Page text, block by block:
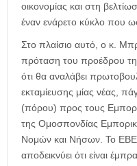
οικονομίας και στη
έναν ενάρετο κύκλο που
Στο πλαίσιο αυτό, ο κ.
πρόταση του προέδρου
ότι θα αναλάβει
εκταμίευσης μίας νέας,
(πόρου) προς τους
της Ομοσπονδίας
Νομών και Νήσων. Το
αποδεικνύει ότι είναι